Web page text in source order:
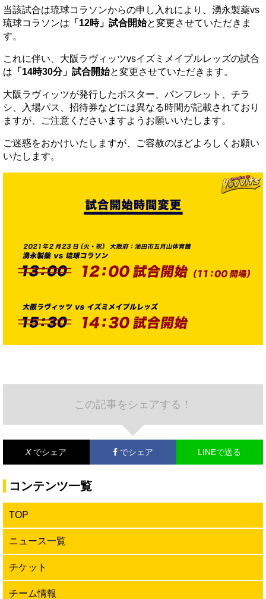
当該試合は琉球コラソンからの申し入れにより、湧永製薬vs
琉球コラソンは 「12時」試合開始と変更させていただきま
す。
これに伴い、大阪ラヴィッツvsイズミメイプルレッズの試合
は 「14時30分」試合開始と変更させていただきます。
大阪ラヴィッツが発行したポスター、パンフレット、チラ
シ、入場パス、招待券などには異なる時間が記載されており
ますが、ご注意くださいますようお願いいたします。
ご迷惑をおかけいたしますが、ご容赦のほどよろしくお願い
いたします。
この記事をシェアする！
X でシェア でシェア LINEで送る
コンテンツ一覧
TOP
ニュース一覧
チケット
チーム情報